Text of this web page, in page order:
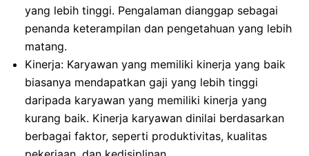
yang lebih tinggi. Pengalaman dianggap sebagai
penanda keterampilan dan pengetahuan yang lebih
matang.
Kinerja: Karyawan yang memiliki kinerja yang baik
biasanya mendapatkan gaji yang lebih tinggi
daripada karyawan yang memiliki kinerja yang
kurang baik. Kinerja karyawan dinilai berdasarkan
berbagai faktor, seperti produktivitas, kualitas